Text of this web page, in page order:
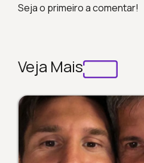
Seja o primeiro a comentar!
Veja Mais